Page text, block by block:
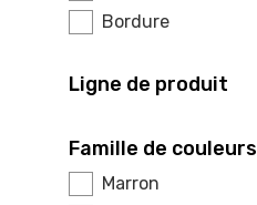
Bordure
Ligne de produit
Famille de couleurs
Marron